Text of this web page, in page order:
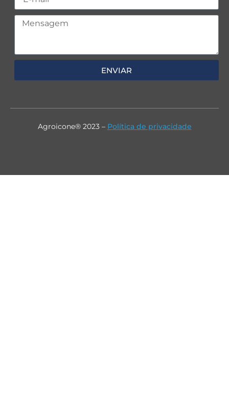
ENVIAR
Agroicone® 2023 – Política de privacidade